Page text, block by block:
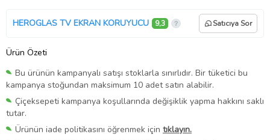
HEROGLAS TV EKRAN KORUYUCU 9,3 Satıcıya Sor
Ürün Özeti
Bu ürünün kampanyalı satışı stoklarla sınırlıdır. Bir tüketici bu
kampanya stoğundan maksimum 10 adet satın alabilir.
Çiçeksepeti kampanya koşullarında değişiklik yapma hakkını saklı
tutar.
Ürünün iade politikasını öğrenmek için tıklayın.